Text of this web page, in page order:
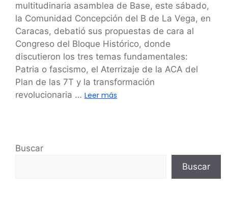
multitudinaria asamblea de Base, este sábado,
la Comunidad Concepción del B de La Vega, en
Caracas, debatió sus propuestas de cara al
Congreso del Bloque Histórico, donde
discutieron los tres temas fundamentales:
Patria o fascismo, el Aterrizaje de la ACA del
Plan de las 7T y la transformación
revolucionaria … Leer más
Buscar
Buscar